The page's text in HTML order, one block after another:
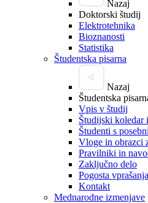
Nazaj
Doktorski študij
Elektrotehnika
Bioznanosti
Statistika
Študentska pisarna
Nazaj
Študentska
Vpis v študij
Študijski koledar
Študenti s
Vloge in obrazci
Pravilniki in
Zaključno delo
Pogosta
Kontakt
Mednarodne izmenjave